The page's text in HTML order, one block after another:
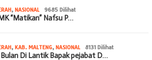
, NASIONAL 9685 Dilihat
“Matikan” Nafsu P…
, KAB. MALTENG, NASIONAL 8131 Dilihat
Bulan Di Lantik Bapak pejabat D…